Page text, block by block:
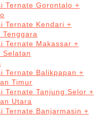
Ternate Gorontalo +
Ternate Kendari +
Tenggara
Ternate Makassar +
Selatan
Ternate Balikpapan +
Timur
Ternate Tanjung Selor +
Utara
Ternate Banjarmasin +